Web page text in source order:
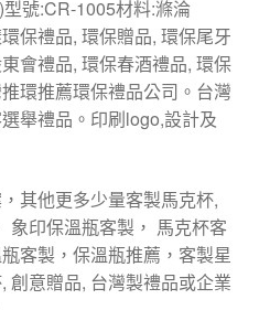
號:CR-1005材料:滌淪
保禮品, 環保贈品, 環保尾牙
會禮品, 環保春酒禮品, 環保
環推薦環保禮品公司。台灣
舉禮品。印刷logo,設計及
其他更多少量客製馬克杯,
象印保溫瓶客製， 馬克杯客
客製，保溫瓶推薦，客製星
創意贈品, 台灣製禮品或企業